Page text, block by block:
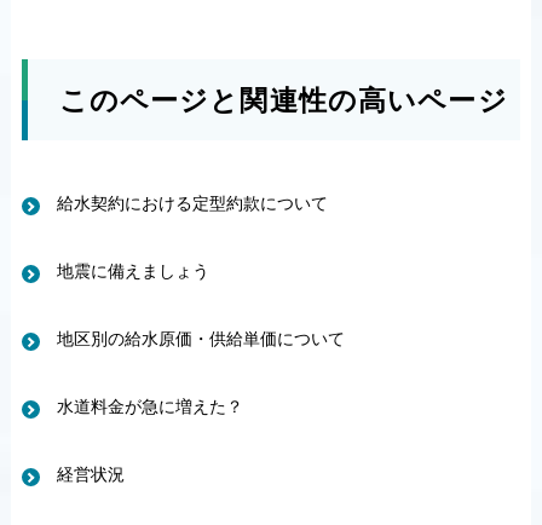
このページと関連性の高いページ
給水契約における定型約款について
地震に備えましょう
地区別の給水原価・供給単価について
水道料金が急に増えた？
経営状況